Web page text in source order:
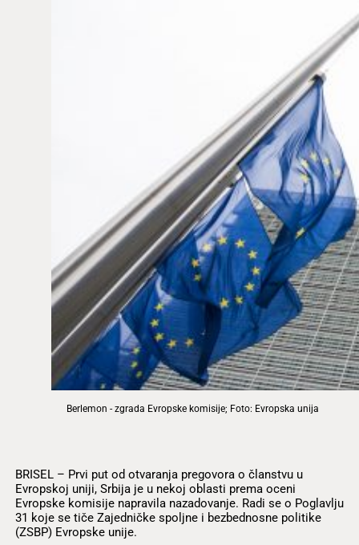
Berlemon - zgrada Evropske komisije; Foto: Evropska unija
BRISEL – Prvi put od otvaranja pregovora o članstvu u
Evropskoj uniji, Srbija je u nekoj oblasti prema oceni
Evropske komisije napravila nazadovanje. Radi se o Poglavlju
31 koje se tiče Zajedničke spoljne i bezbednosne politike
(ZSBP) Evropske unije.